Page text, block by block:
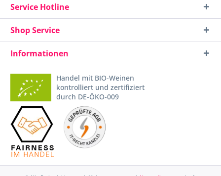
Service Hotline
Shop Service
Informationen
Handel mit BIO-Weinen
kontrolliert und zertifiziert
durch DE-ÖKO-009